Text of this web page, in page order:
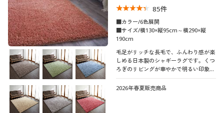
85件
■カラー/6色展開
■サイズ/横130×縦95cm～横290×縦
190cm
毛足がリッチな長毛で、ふんわり感が楽
しめる日本製のシャギーラグです。くつ
ろぎのリビングが華やかで明るい印象
に。ダニを寄せ付けにくい機能に加え、
汚れても洗濯機で丸洗いできるので、キ
2026年春夏販売商品